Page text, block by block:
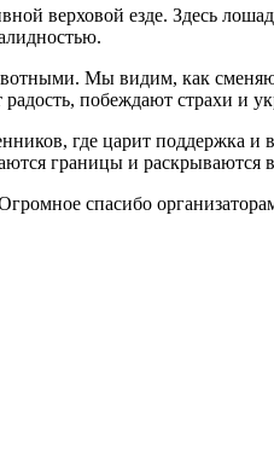
верховой езде. Здесь
Мы видим, как
радость, побеждают страхи и
где царит поддержка и
границы и раскрываются
спасибо